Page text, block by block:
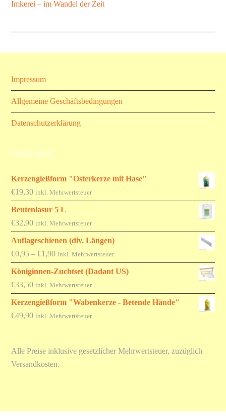
Imkerei – im Wandel der Zeit
Impressum
Allgemeine Geschäftsbedingungen
Datenschutzerklärung
PRODUKTE
Kerzengießform "Osterkerze mit Hase"
€19,30 inkl. Mehrwertsteuer
Beutenlasur 5 L
€32,90 inkl. Mehrwertsteuer
Auflageschienen (div. Längen)
€0,95 –€1,90Preisspanne:
€0,95
€1,90
inkl. Mehrwertsteuer
Königinnen-Zuchtset (Dadant US)
€33,50 inkl. Mehrwertsteuer
Kerzengießform "Wabenkerze - Betende Hände"
€49,90 inkl. Mehrwertsteuer
Alle Preise inklusive gesetzlicher Mehrwertsteuer, zuzüglich
Versandkosten.